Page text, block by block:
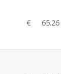
€ 65.26